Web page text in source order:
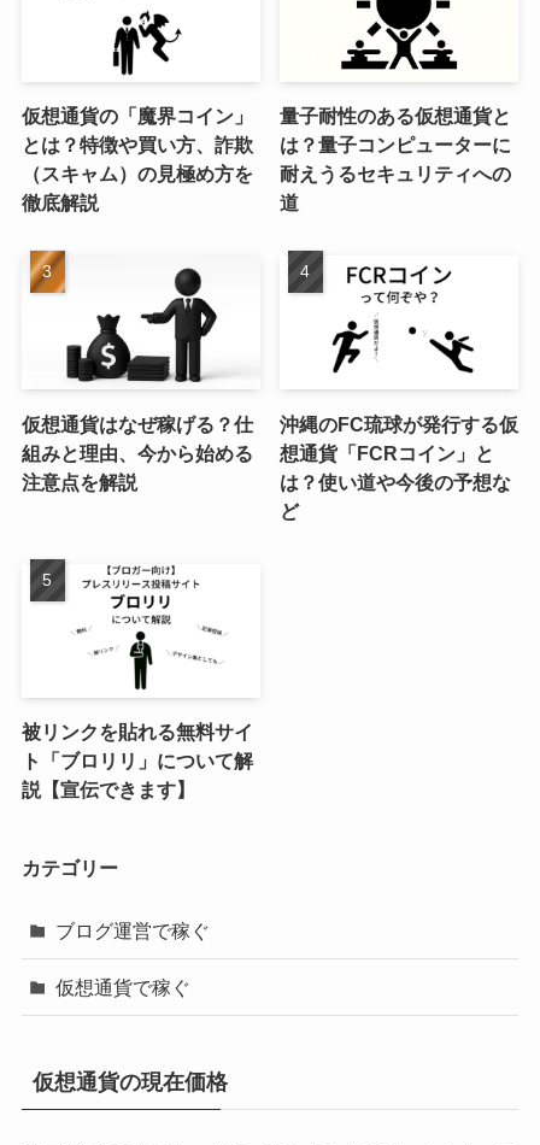
仮想通貨の「魔界コイン」
とは？特徴や買い方、詐欺
（スキャム）の見極め方を
徹底解説
量子耐性のある仮想通貨と
は？量子コンピューターに
耐えうるセキュリティへの
道
仮想通貨はなぜ稼げる？仕
組みと理由、今から始める
注意点を解説
沖縄のFC琉球が発行する仮
想通貨「FCRコイン」と
は？使い道や今後の予想な
ど
被リンクを貼れる無料サイ
ト「ブロリリ」について解
説【宣伝できます】
カテゴリー
ブログ運営で稼ぐ
仮想通貨で稼ぐ
仮想通貨の現在価格